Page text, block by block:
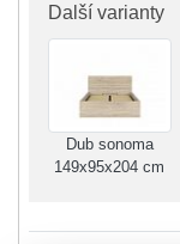
Další varianty
Dub sonoma
149x95x204 cm